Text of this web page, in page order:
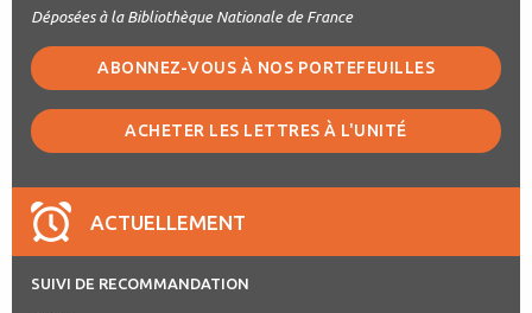
Déposées à la Bibliothèque Nationale de France
ABONNEZ-VOUS À NOS PORTEFEUILLES
ACHETER LES LETTRES À L'UNITÉ
ACTUELLEMENT
SUIVI DE RECOMMANDATION